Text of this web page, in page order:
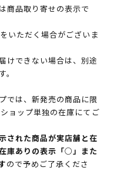
商品取り寄せの表示で
いただく場合がございま
けできない場合は、別途
では、新発売の商品に限
ョップ単独の在庫にてご
された商品が実店舗と在
庫ありの表示「○」また
ので予めご了承くださ